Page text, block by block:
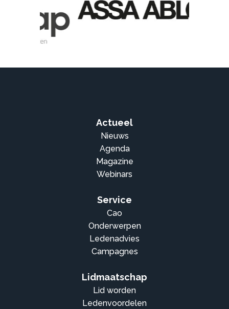
Actueel
Nieuws
Agenda
Magazine
Webinars
Service
Cao
Onderwerpen
Ledenadvies
Campagnes
Lidmaatschap
Lid worden
Ledenvoordelen